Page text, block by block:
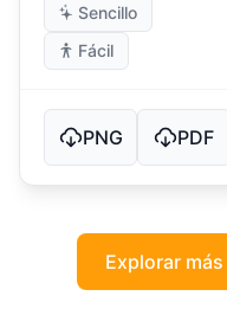
Sencillo
Fácil
PNG PDF
Explorar